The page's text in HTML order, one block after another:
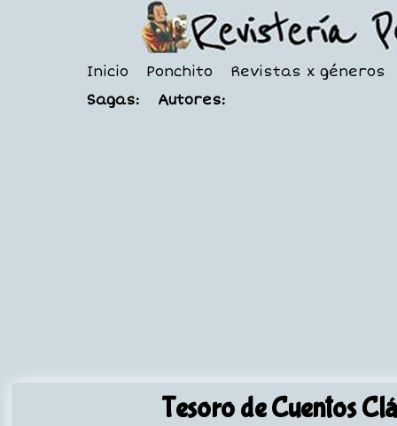
Inicio Ponchito
Revistas x géneros
Sagas:
Autores:
Tesoro de Cuentos